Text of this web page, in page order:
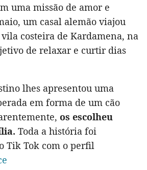
uma missão de amor e
um casal alemão viajou
costeira de Kardamena, na
de relaxar e curtir dias
lhes apresentou uma
em forma de um cão
os escolheu
Toda a história foi
Tik Tok com o perfil